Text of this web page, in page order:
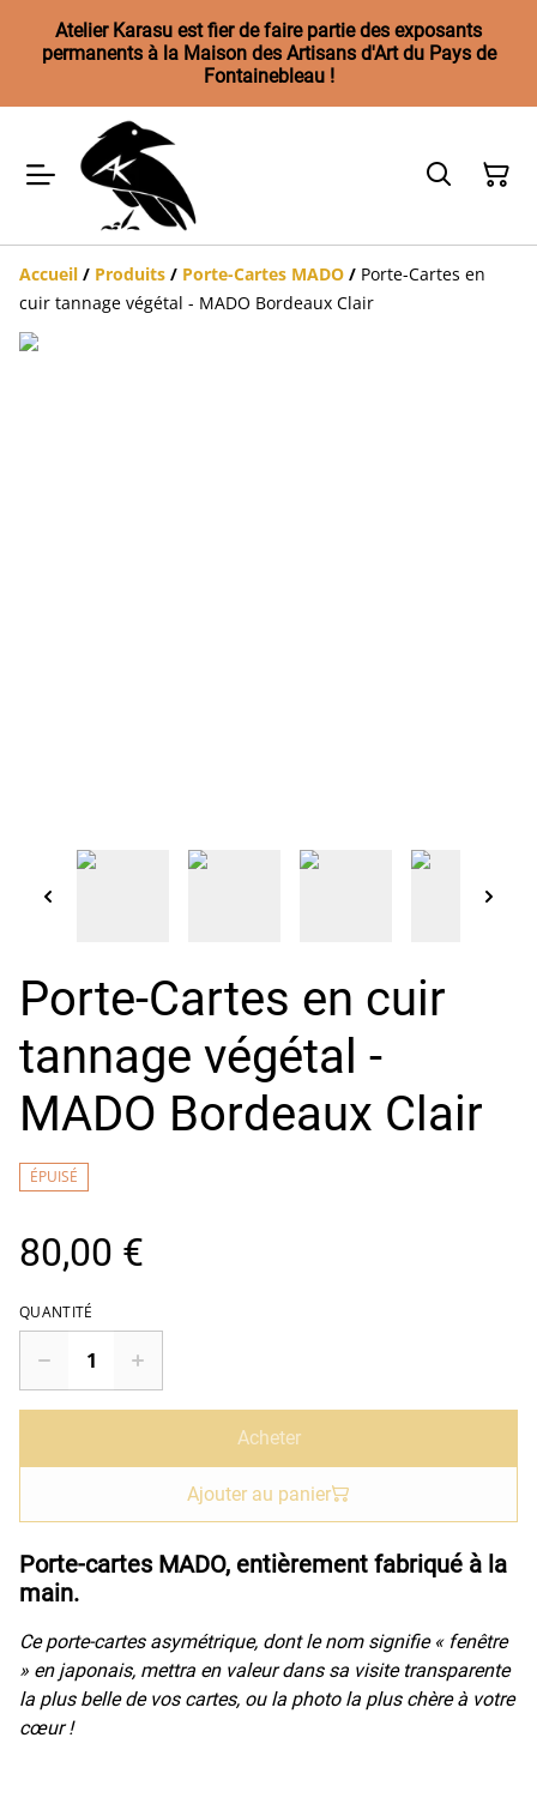
Atelier Karasu est fier de faire partie des exposants
permanents à la Maison des Artisans d'Art du Pays de
Fontainebleau !
Accueil / Produits / Porte-Cartes MADO / Porte-Cartes en
cuir tannage végétal - MADO Bordeaux Clair
Porte-Cartes en cuir
tannage végétal -
MADO Bordeaux Clair
ÉPUISÉ
80,00 €
QUANTITÉ
Acheter
Ajouter au panier
Porte-cartes MADO, entièrement fabriqué à la
main.
Ce porte-cartes asymétrique, dont le nom signifie « fenêtre
» en japonais, mettra en valeur dans sa visite transparente
la plus belle de vos cartes, ou la photo la plus chère à votre
cœur !